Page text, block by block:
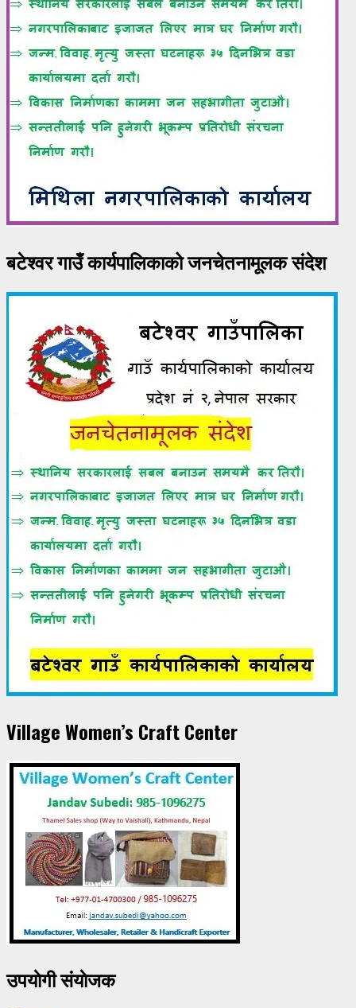
बटेश्वर गाउँ कार्यपालिकाको जनचेतनामूलक संदेश
Village Women’s Craft Center
उपयाेगी संयाेजक